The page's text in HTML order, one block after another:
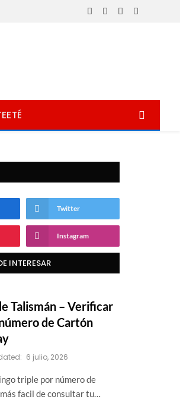
Facebook
X
InstagramWhatsApp
Twitter
Instagram
INTERESAR
Talismán – Verificar
de Cartón
6 julio, 2026
triple por número de
facil de consultar tu…